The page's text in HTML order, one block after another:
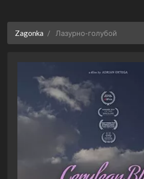
Zagonka Лазурно-голубой